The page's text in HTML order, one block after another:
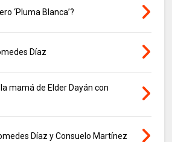
‘Pluma Blanca’?
Díaz
mamá de Elder Dayán con
Díaz y Consuelo Martínez